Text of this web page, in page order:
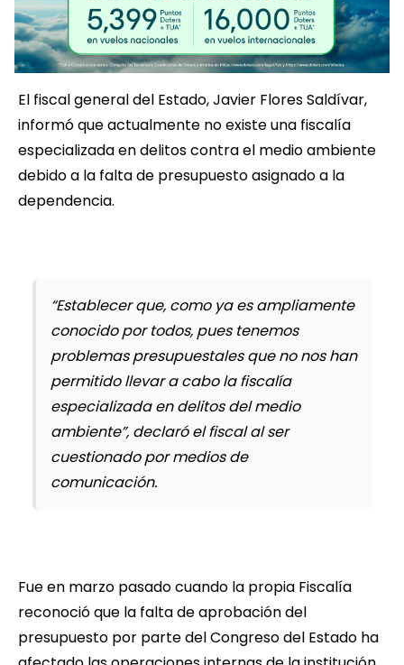
El fiscal general del Estado, Javier Flores Saldívar,
informó que actualmente no existe una fiscalía
especializada en delitos contra el medio ambiente
debido a la falta de presupuesto asignado a la
dependencia.
“Establecer que, como ya es ampliamente
conocido por todos, pues tenemos
problemas presupuestales que no nos han
permitido llevar a cabo la fiscalía
especializada en delitos del medio
ambiente”, declaró el fiscal al ser
cuestionado por medios de
comunicación.
Fue en marzo pasado cuando la propia Fiscalía
reconoció que la falta de aprobación del
presupuesto por parte del Congreso del Estado ha